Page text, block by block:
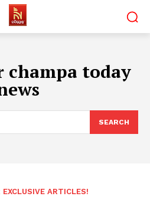
champa today
SEARCH
EXCLUSIVE ARTICLES!